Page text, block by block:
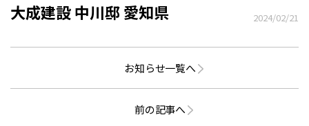
大成建設 中川邸 愛知県 2024/02/21
お知らせ一覧へ
前の記事へ